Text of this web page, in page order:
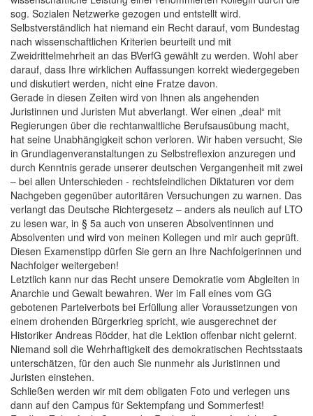
sog. Sozialen Netzwerke gezogen und entstellt wird.
Selbstverständlich hat niemand ein Recht darauf, vom Bundestag
nach wissenschaftlichen Kriterien beurteilt und mit
Zweidrittelmehrheit an das BVerfG gewählt zu werden. Wohl aber
darauf, dass Ihre wirklichen Auffassungen korrekt wiedergegeben
und diskutiert werden, nicht eine Fratze davon.
Gerade in diesen Zeiten wird von Ihnen als angehenden
Juristinnen und Juristen Mut abverlangt. Wer einen „deal“ mit
Regierungen über die rechtanwaltliche Berufsausübung macht,
hat seine Unabhängigkeit schon verloren. Wir haben versucht, Sie
in Grundlagenveranstaltungen zu Selbstreflexion anzuregen und
durch Kenntnis gerade unserer deutschen Vergangenheit mit zwei
– bei allen Unterschieden - rechtsfeindlichen Diktaturen vor dem
Nachgeben gegenüber autoritären Versuchungen zu warnen. Das
verlangt das Deutsche Richtergesetz – anders als neulich auf LTO
zu lesen war, in § 5a auch von unseren Absolventinnen und
Absolventen und wird von meinen Kollegen und mir auch geprüft.
Diesen Examenstipp dürfen Sie gern an Ihre Nachfolgerinnen und
Nachfolger weitergeben!
Letztlich kann nur das Recht unsere Demokratie vom Abgleiten in
Anarchie und Gewalt bewahren. Wer im Fall eines vom GG
gebotenen Parteiverbots bei Erfüllung aller Voraussetzungen von
einem drohenden Bürgerkrieg spricht, wie ausgerechnet der
Historiker Andreas Rödder, hat die Lektion offenbar nicht gelernt.
Niemand soll die Wehrhaftigkeit des demokratischen Rechtsstaats
unterschätzen, für den auch Sie nunmehr als Juristinnen und
Juristen einstehen.
Schließen werden wir mit dem obligaten Foto und verlegen uns
dann auf den Campus für Sektempfang und Sommerfest!